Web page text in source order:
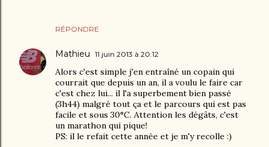
RÉPONDRE
Mathieu 11 juin 2013 à 20:12
Alors c'est simple j'en entraîné un copain qui
courrait que depuis un an, il a voulu le faire car
c'est chez lui... il l'a superbement bien passé
(3h44) malgré tout ça et le parcours qui est pas
facile et sous 30°C. Attention les dégâts, c'est
un marathon qui pique!
PS: il le refait cette année et je m'y recolle :)